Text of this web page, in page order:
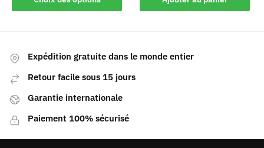
Expédition gratuite dans le monde entier
Retour facile sous 15 jours
Garantie internationale
Paiement 100% sécurisé